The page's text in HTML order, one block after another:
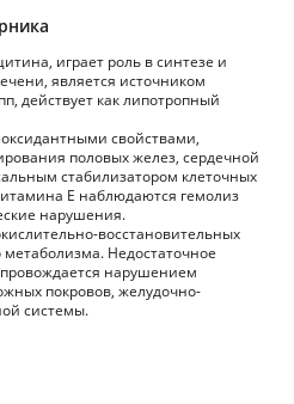
играет роль в синтезе и
является источником
действует как липотропный
свойствами,
половых желез, сердечной
стабилизатором клеточных
Е наблюдаются гемолиз
нарушения.
восстановительных
метаболизма. Недостаточное
нарушением
покровов, желудочно-
системы.